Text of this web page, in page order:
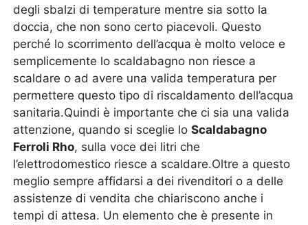
degli sbalzi di temperature mentre sia sotto la
doccia, che non sono certo piacevoli. Questo
perché lo scorrimento dell’acqua è molto veloce e
semplicemente lo scaldabagno non riesce a
scaldare o ad avere una valida temperatura per
permettere questo tipo di riscaldamento dell’acqua
sanitaria.Quindi è importante che ci sia una valida
attenzione, quando si sceglie loScaldabagno
Ferroli Rho, sulla voce dei litri che
l’elettrodomestico riesce a scaldare.Oltre a questo
meglio sempre affidarsi a dei rivenditori o a delle
assistenze di vendita che chiariscono anche i
tempi di attesa. Un elemento che è presente in